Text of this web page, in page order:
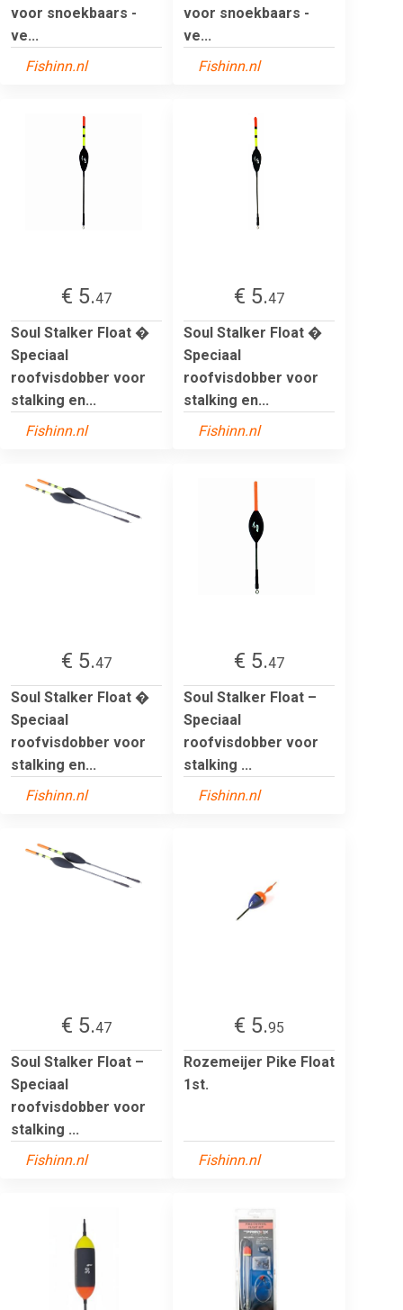
voor snoekbaars -
ve...
Fishinn.nl
voor snoekbaars -
ve...
Fishinn.nl
€ 5.47
Soul Stalker Float �
Speciaal
roofvisdobber voor
stalking en...
Fishinn.nl
€ 5.47
Soul Stalker Float �
Speciaal
roofvisdobber voor
stalking en...
Fishinn.nl
€ 5.47
Soul Stalker Float �
Speciaal
roofvisdobber voor
stalking en...
Fishinn.nl
€ 5.47
Soul Stalker Float –
Speciaal
roofvisdobber voor
stalking ...
Fishinn.nl
€ 5.47
Soul Stalker Float –
Speciaal
roofvisdobber voor
stalking ...
Fishinn.nl
€ 5.95
Rozemeijer Pike Float
1st.
Fishinn.nl